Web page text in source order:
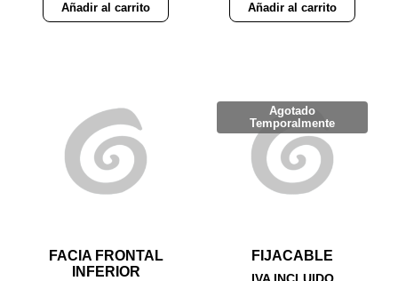
Añadir al carrito Añadir al carrito
FACIA FRONTAL
INFERIOR
FIJACABLE